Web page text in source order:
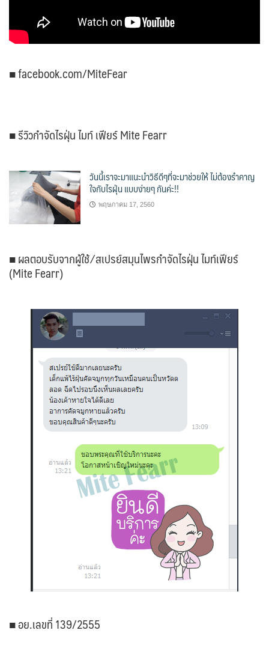
■ facebook.com/MiteFear
■ รีวิวกำจัดไรฝุ่น ไมท์ เฟียร์ Mite Fearr
วันนี้เราจะมาแนะนำวิธีดีๆที่จะมาช่วยให้ ไม่ต้องรำคาญ
ใจกับไรฝุ่น แบบง่ายๆ กันค่ะ!!
พฤษภาคม 17, 2560
■ ผลตอบรับจากผู้ใช้ ⁄ สเปรย์สมุนไพรกำจัดไรฝุ่น ไมท์เฟียร์
(Mite Fearr)
■ อย.เลขที่ 139/2555